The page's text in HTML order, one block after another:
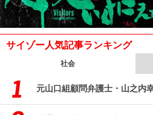
サイゾー人気記事ランキング
社会
元山口組顧問弁護士・山之内